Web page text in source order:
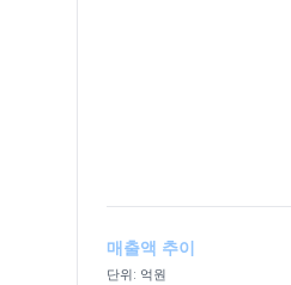
매출액 추이
단위: 억원